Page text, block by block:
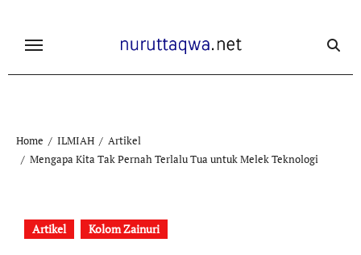
content
Home ILMIAH
Artikel
Mengapa Kita Tak Pernah Terlalu Tua untuk Melek Teknologi
Artikel Kolom Zainuri